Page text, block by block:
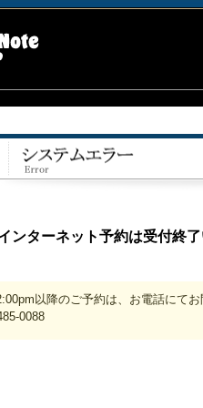
ンターネット予約は受付終
以降のご予約は、お電話にてお
0088